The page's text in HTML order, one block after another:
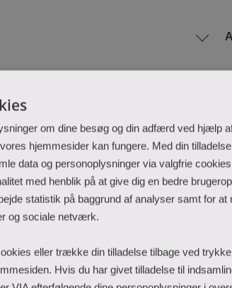
optag 2023
2021
om dine besøg og din adfærd ved hjælp
hjemmesider kan fungere. Med din
data og personoplysninger via valgfrie
med henblik på at give dig en bedre
statistik på baggrund af analyser samt for at
og sociale netværk.
eller trække din tilladelse tilbage ved trykke
Hvis du har givet tilladelse til